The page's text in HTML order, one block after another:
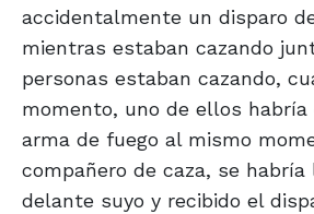
accidentalmente un disparo
mientras estaban cazando
personas estaban cazando,
momento, uno de ellos habría
arma de fuego al mismo
compañero de caza, se habría
delante suyo y recibido el